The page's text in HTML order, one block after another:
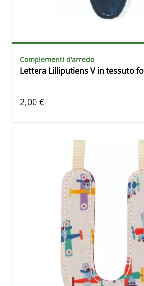
Complementi d'arredo
Lettera Lilliputiens V in tessuto
2,00 €